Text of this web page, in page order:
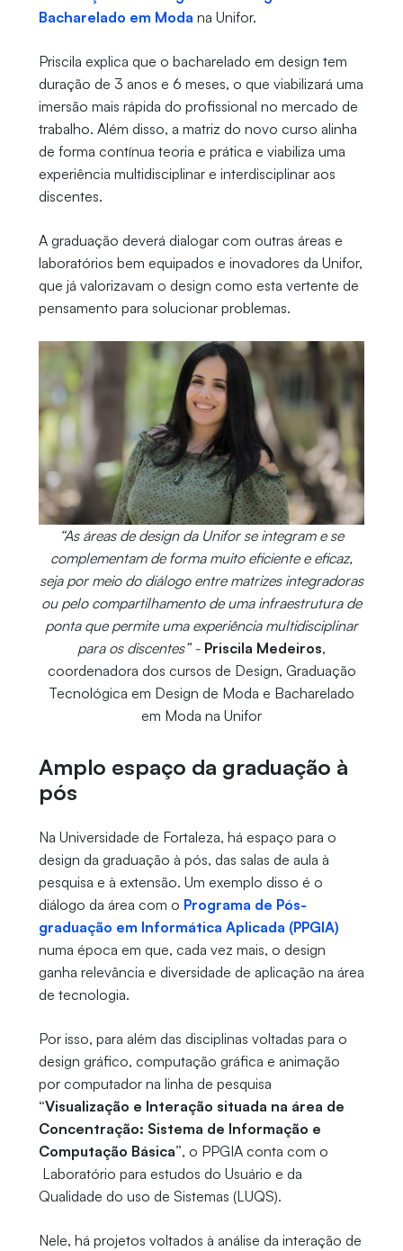
Bacharelado em Moda na Unifor.
Priscila explica que o bacharelado em design tem
duração de 3 anos e 6 meses, o que viabilizará uma
imersão mais rápida do profissional no mercado de
trabalho. Além disso, a matriz do novo curso alinha
de forma contínua teoria e prática e viabiliza uma
experiência multidisciplinar e interdisciplinar aos
discentes.
A graduação deverá dialogar com outras áreas e
laboratórios bem equipados e inovadores da Unifor,
que já valorizavam o design como esta vertente de
pensamento para solucionar problemas.
“As áreas de design da Unifor se integram e se
complementam de forma muito eficiente e eficaz,
seja por meio do diálogo entre matrizes integradoras
ou pelo compartilhamento de uma infraestrutura de
ponta que permite uma experiência multidisciplinar
para os discentes” - Priscila Medeiros,
coordenadora dos cursos de Design, Graduação
Tecnológica em Design de Moda e Bacharelado
em Moda na Unifor
Amplo espaço da graduação à
pós
Na Universidade de Fortaleza, há espaço para o
design da graduação à pós, das salas de aula à
pesquisa e à extensão. Um exemplo disso é o
diálogo da área com o Programa de Pós-
graduação em Informática Aplicada (PPGIA)
numa época em que, cada vez mais, o design
ganha relevância e diversidade de aplicação na área
de tecnologia.
Por isso, para além das disciplinas voltadas para o
design gráfico, computação gráfica e animação
por computador na linha de pesquisa
“Visualização e Interação situada na área de
Concentração: Sistema de Informação e
Computação Básica”, o PPGIA conta com o
Laboratório para estudos do Usuário e da
Qualidade do uso de Sistemas (LUQS).
Nele, há projetos voltados à análise da interação de